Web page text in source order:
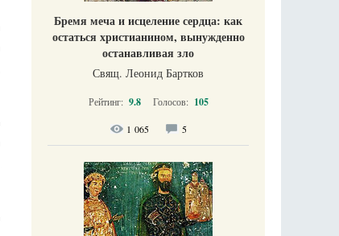
Бремя меча и исцеление сердца: как
остаться христианином, вынужденно
останавливая зло
Свящ. Леонид Бартков
Рейтинг: 9.8 Голосов: 105
1 065 5